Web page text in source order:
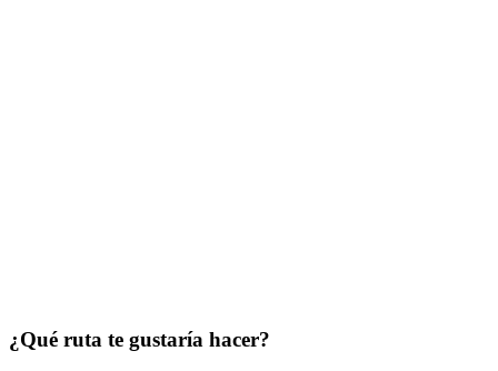
¿Qué ruta te gustaría hacer?